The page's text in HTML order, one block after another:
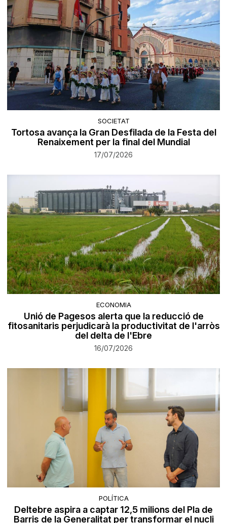
SOCIETAT
Tortosa avança la Gran Desfilada de la Festa del
Renaixement per la final del Mundial
17/07/2026
ECONOMIA
Unió de Pagesos alerta que la reducció de
fitosanitaris perjudicarà la productivitat de l'arròs
del delta de l'Ebre
16/07/2026
POLÍTICA
Deltebre aspira a captar 12,5 milions del Pla de
Barris de la Generalitat per transformar el nucli